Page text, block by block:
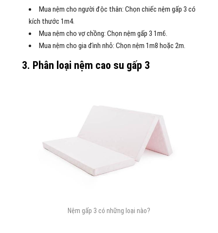
Mua nệm cho người độc thân: Chọn chiếc nệm gấp 3 có
kích thước 1m4.
Mua nệm cho vợ chồng: Chọn nệm gấp 3 1m6.
Mua nệm cho gia đình nhỏ: Chọn nệm 1m8 hoặc 2m.
3. Phân loại nệm cao su gấp 3
Nệm gấp 3 có những loại nào?